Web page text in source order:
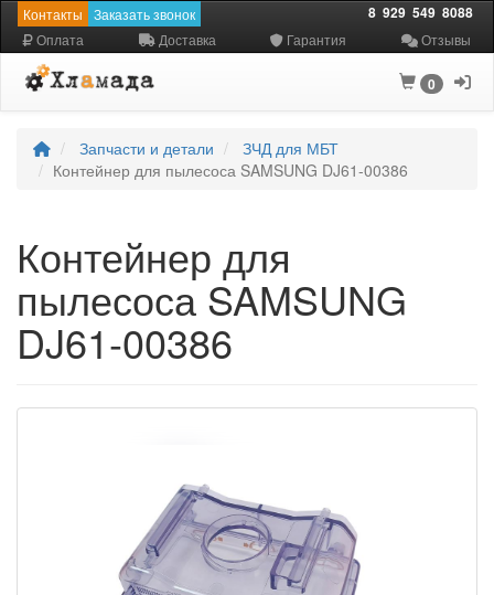
Контакты Заказать звонок 8 929 549 8088
Оплата Доставка Гарантия Отзывы
0
Запчасти и детали
ЗЧД для МБТ
Контейнер для пылесоса SAMSUNG DJ61-00386
Контейнер для
пылесоса SAMSUNG
DJ61-00386